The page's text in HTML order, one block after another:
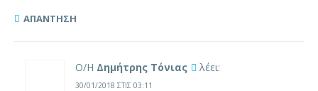
ΑΠΆΝΤΗΣΗ
Ο/Η Δημήτρης Τόνιας λέει:
30/01/2018 ΣΤΙΣ 03:11